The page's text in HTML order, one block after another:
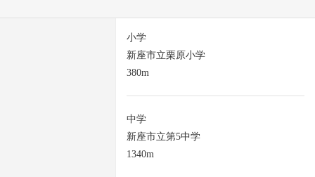
小学
新座市立栗原小学
380m
中学
新座市立第5中学
1340m